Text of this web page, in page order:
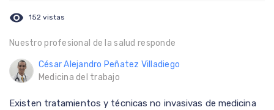
visibility 152 vistas
Nuestro profesional de la salud responde
César Alejandro Peñatez Villadiego
Medicina del trabajo
Existen tratamientos y técnicas no invasivas de medicina